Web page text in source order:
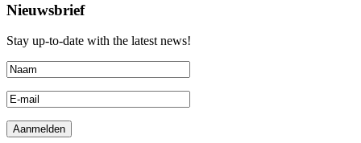
Nieuwsbrief
Stay up-to-date with the latest news!